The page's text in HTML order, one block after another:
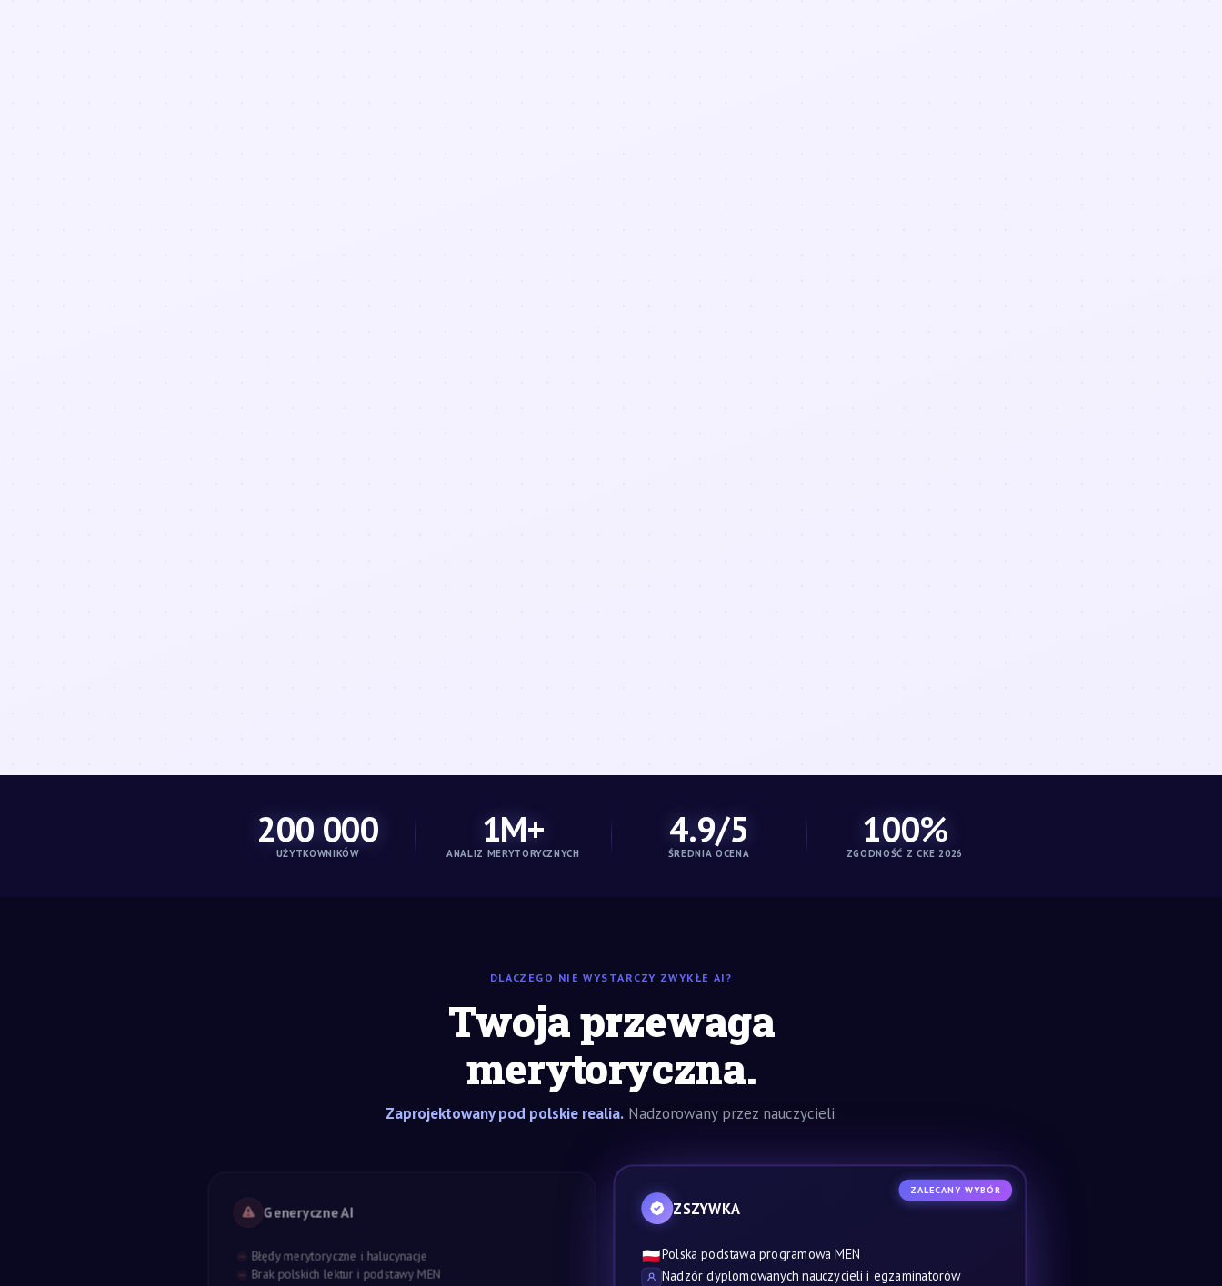
200 000
UŻYTKOWNIKÓW
1M+
ANALIZ MERYTORYCZNYCH
4.9/5
ŚREDNIA OCENA
100%
ZGODNOŚĆ Z CKE 2026
DLACZEGO NIE WYSTARCZY ZWYKŁE AI?
Twoja przewaga
merytoryczna.
Zaprojektowany pod polskie realia.Nadzorowany przez nauczycieli.
Generyczne AI
Błędy merytoryczne i halucynacje
Brak polskich lektur i podstawy MEN
ZALECANY WYBÓR
ZSZYWKA
🇵🇱Polska podstawa programowa MEN
Nadzór dyplomowanych nauczycieli i egzaminatorów